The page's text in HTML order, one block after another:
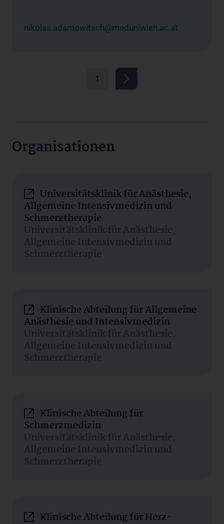
nikolas.adamowitsch@meduniwien.ac.at
1
Organisationen
Universitätsklinik für Anästhesie,
Allgemeine Intensivmedizin und
Schmerztherapie
Universitätsklinik für Anästhesie,
Allgemeine Intensivmedizin und
Schmerztherapie
Klinische Abteilung für Allgemeine
Anästhesie und Intensivmedizin
Universitätsklinik für Anästhesie,
Allgemeine Intensivmedizin und
Schmerztherapie
Klinische Abteilung für
Schmerzmedizin
Universitätsklinik für Anästhesie,
Allgemeine Intensivmedizin und
Schmerztherapie
Klinische Abteilung für Herz-